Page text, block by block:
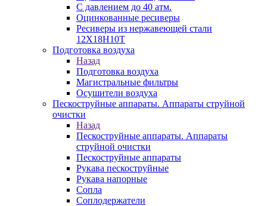
С давлением до 40 атм.
Оцинкованные ресиверы
Ресиверы из нержавеющей стали
12Х18Н10Т
Подготовка воздуха
Назад
Подготовка воздуха
Магистральные фильтры
Осушители воздуха
Пескоструйные аппараты. Аппараты струйной
очистки
Назад
Пескоструйные аппараты. Аппараты
струйной очистки
Пескоструйные аппараты
Рукава пескоструйные
Рукава напорные
Сопла
Соплодержатели